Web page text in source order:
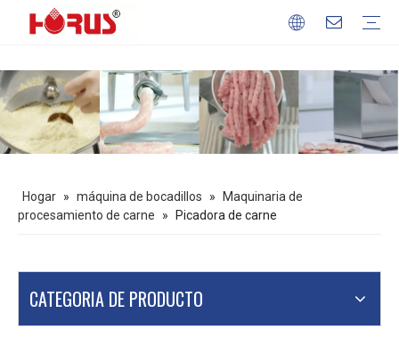
Hogar » máquina de bocadillos »
Maquinaria de
procesamiento de carne
» Picadora de carne
CATEGORIA DE PRODUCTO